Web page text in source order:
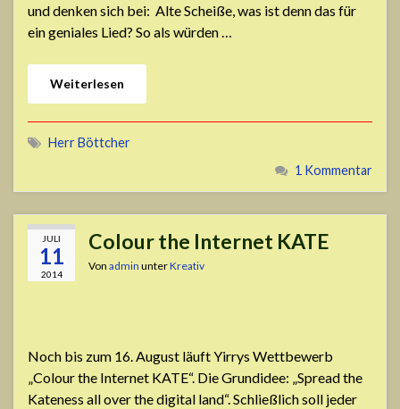
und denken sich bei: Alte Scheiße, was ist denn das für
ein geniales Lied? So als würden …
Weiterlesen
Herr Böttcher
1 Kommentar
JULI
11
2014
Colour the Internet KATE
Von admin unterKreativ
Noch bis zum 16. August läuft Yirrys Wettbewerb
„Colour the Internet KATE“. Die Grundidee: „Spread the
Kateness all over the digital land“. Schließlich soll jeder